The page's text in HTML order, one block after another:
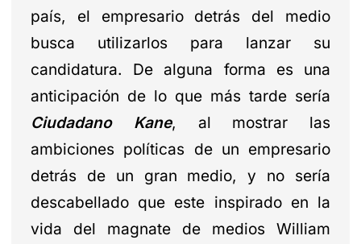
país, el empresario detrás del medio
busca utilizarlos para lanzar su
candidatura. De alguna forma es una
anticipación de lo que más tarde sería
Ciudadano Kane, al mostrar las
ambiciones políticas de un empresario
detrás de un gran medio, y no sería
descabellado que este inspirado en la
vida del magnate de medios William